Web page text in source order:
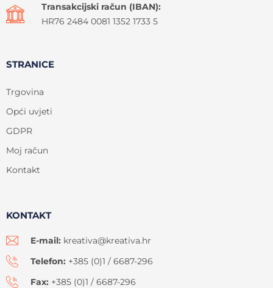
Transakcijski račun (IBAN):
HR76 2484 0081 1352 1733 5
STRANICE
Trgovina
Opći uvjeti
GDPR
Moj račun
Kontakt
KONTAKT
E-mail: kreativa@kreativa.hr
Telefon: +385 (0)1 / 6687-296
Fax: +385 (0)1 / 6687-296